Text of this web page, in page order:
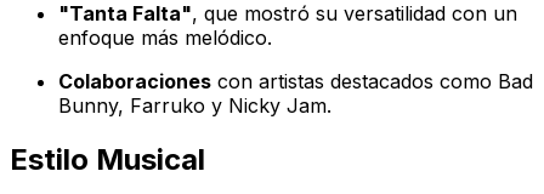
"Tanta Falta", que mostró su versatilidad con un
enfoque más melódico.
Colaboraciones con artistas destacados como Bad
Bunny, Farruko y Nicky Jam.
Estilo Musical